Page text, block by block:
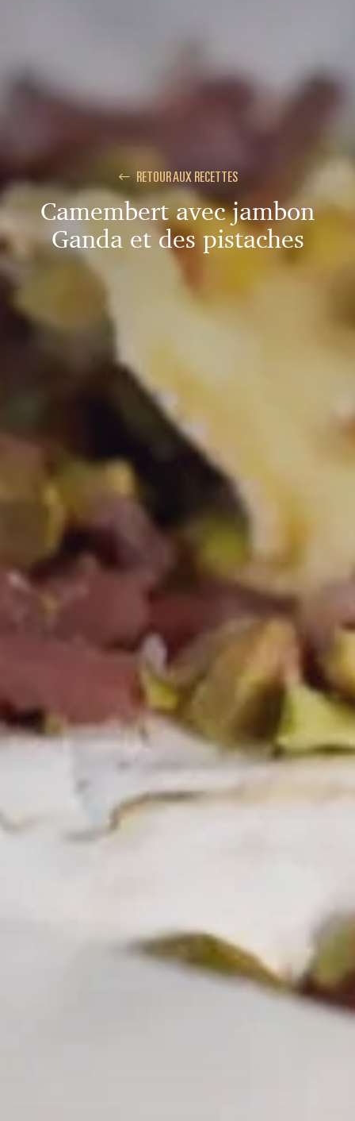
RETOUR AUX RECETTES
Camembert avec jambon
Ganda et des pistaches